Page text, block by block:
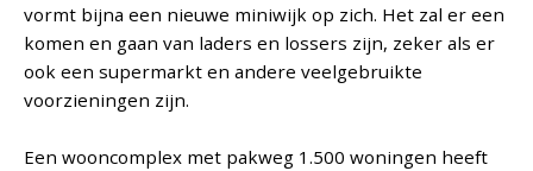
vormt bijna een nieuwe miniwijk op zich. Het zal er een
komen en gaan van laders en lossers zijn, zeker als er
ook een supermarkt en andere veelgebruikte
voorzieningen zijn.
Een wooncomplex met pakweg 1.500 woningen heeft